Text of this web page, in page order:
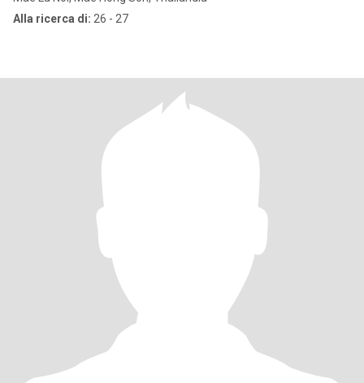
Alla ricerca di: 26 - 27